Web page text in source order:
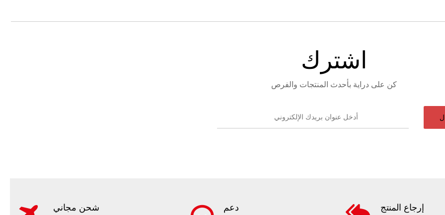
اشترك
كن على دراية بأحدث المنتجات والفرص
شحن مجاني دعم إرجاع المنتج